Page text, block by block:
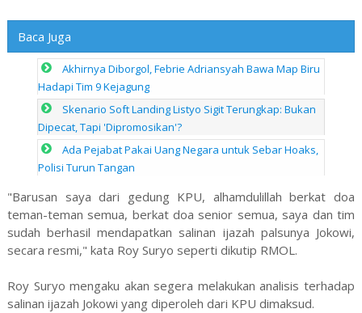
Baca Juga
Akhirnya Diborgol, Febrie Adriansyah Bawa Map Biru
Hadapi Tim 9 Kejagung
Skenario Soft Landing Listyo Sigit Terungkap: Bukan
Dipecat, Tapi 'Dipromosikan'?
Ada Pejabat Pakai Uang Negara untuk Sebar Hoaks,
Polisi Turun Tangan
"Barusan saya dari gedung KPU, alhamdulillah berkat doa
teman-teman semua, berkat doa senior semua, saya dan tim
sudah berhasil mendapatkan salinan ijazah palsunya Jokowi,
secara resmi," kata Roy Suryo seperti dikutip RMOL.
Roy Suryo mengaku akan segera melakukan analisis terhadap
salinan ijazah Jokowi yang diperoleh dari KPU dimaksud.